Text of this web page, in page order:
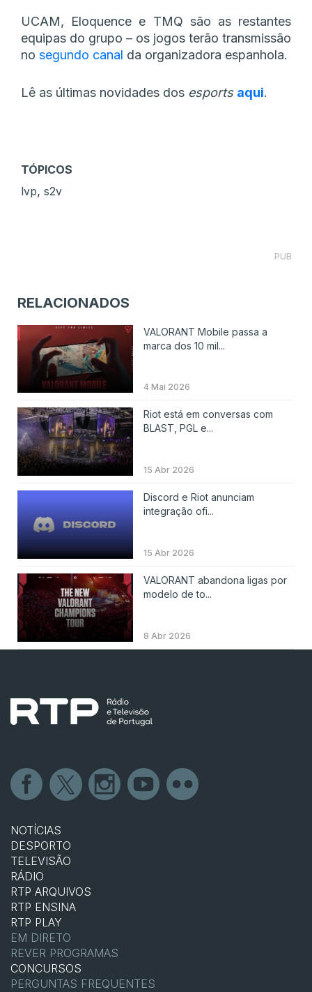
UCAM, Eloquence e TMQ são as restantes
equipas do grupo – os jogos terão transmissão
no segundo canal da organizadora espanhola.
Lê as últimas novidades dos esports aqui.
TÓPICOS
lvp, s2v
PUB
RELACIONADOS
VALORANT Mobile passa a
marca dos 10 mil...
4 Mai 2026
Riot está em conversas com
BLAST, PGL e...
15 Abr 2026
Discord e Riot anunciam
integração ofi...
15 Abr 2026
VALORANT abandona ligas por
modelo de to...
8 Abr 2026
NOTÍCIAS
DESPORTO
TELEVISÃO
RÁDIO
RTP ARQUIVOS
RTP ENSINA
RTP PLAY
EM DIRETO
REVER PROGRAMAS
CONCURSOS
PERGUNTAS FREQUENTES